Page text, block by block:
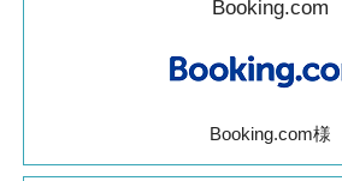
Booking.com
Booking.com様